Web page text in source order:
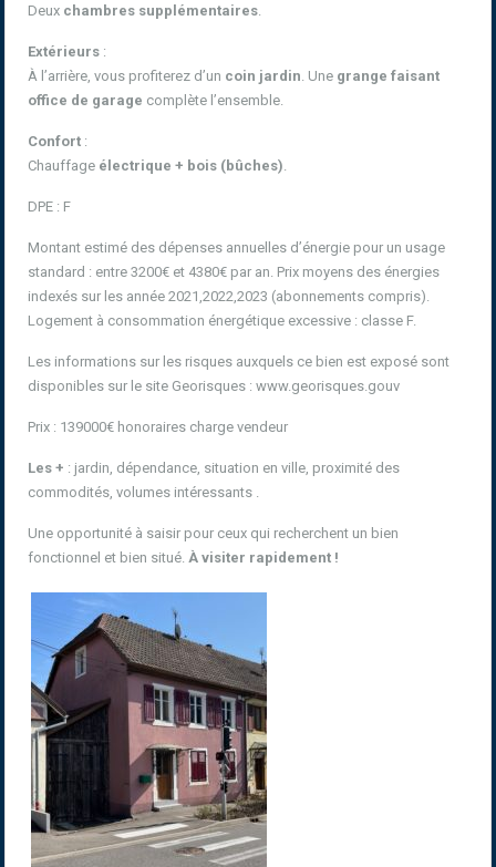
Deux chambres supplémentaires
Extérieurs :
À l’arrière, vous profiterez d’un coin jardin . Une grange faisant
office de garage complète l’ensemble.
Confort :
Chauffage électrique + bois (bûches)
DPE : F
Montant estimé des dépenses annuelles d’énergie pour un usage
standard : entre 3200€ et 4380€ par an. Prix moyens des énergies
indexés sur les année 2021,2022,2023 (abonnements compris).
Logement à consommation énergétique excessive : classe F.
Les informations sur les risques auxquels ce bien est exposé sont
disponibles sur le site Georisques : www.georisques.gouv
Prix : 139000€ honoraires charge vendeur
Les + : jardin, dépendance, situation en ville, proximité des
commodités, volumes intéressants .
Une opportunité à saisir pour ceux qui recherchent un bien
fonctionnel et bien situé. À visiter rapidement !